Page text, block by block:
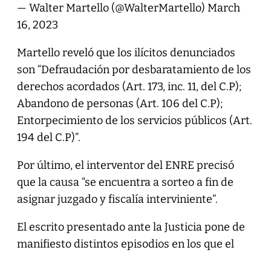
— Walter Martello (@WalterMartello) March
16, 2023
Martello reveló que los ilícitos denunciados
son “Defraudación por desbaratamiento de los
derechos acordados (Art. 173, inc. 11, del C.P);
Abandono de personas (Art. 106 del C.P);
Entorpecimiento de los servicios públicos (Art.
194 del C.P)”.
Por último, el interventor del ENRE precisó
que la causa “se encuentra a sorteo a fin de
asignar juzgado y fiscalía interviniente”.
El escrito presentado ante la Justicia pone de
manifiesto distintos episodios en los que el